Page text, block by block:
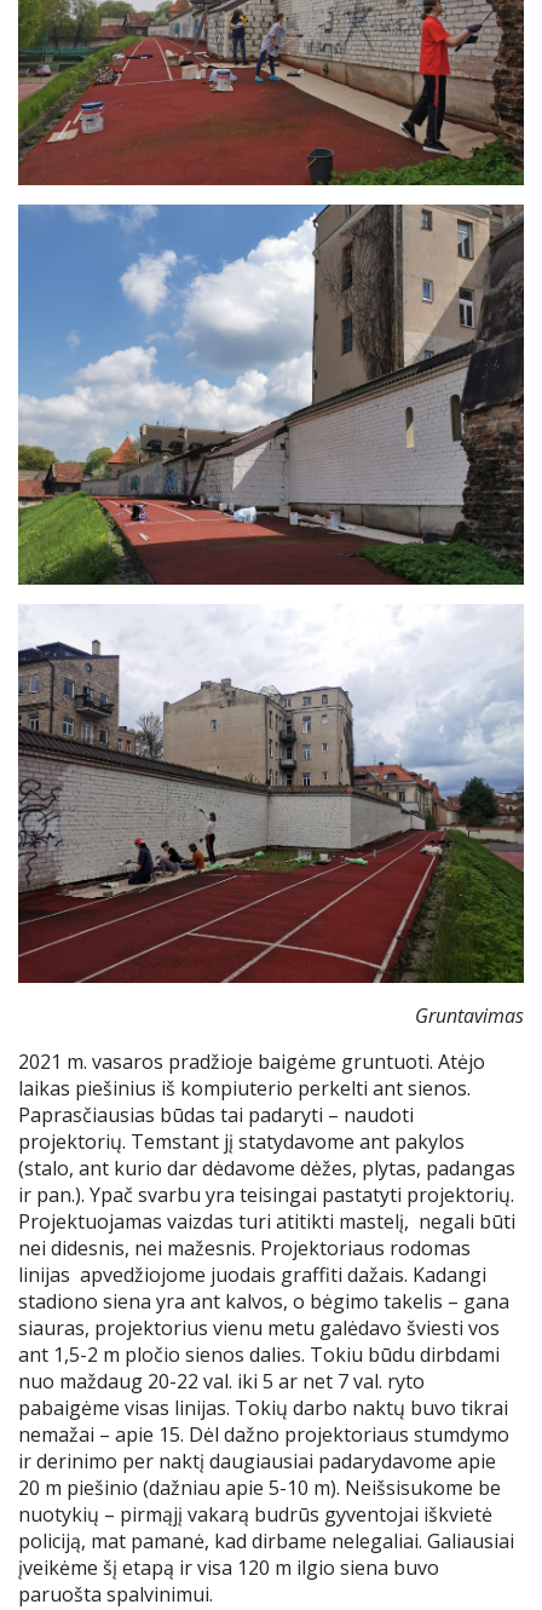
Gruntavimas
2021 m. vasaros pradžioje baigėme gruntuoti. Atėjo
laikas piešinius iš kompiuterio perkelti ant sienos.
Paprasčiausias būdas tai padaryti – naudoti
projektorių. Temstant jį statydavome ant pakylos
(stalo, ant kurio dar dėdavome dėžes, plytas, padangas
ir pan.). Ypač svarbu yra teisingai pastatyti projektorių.
Projektuojamas vaizdas turi atitikti mastelį, negali būti
nei didesnis, nei mažesnis. Projektoriaus rodomas
linijas apvedžiojome juodais graffiti dažais. Kadangi
stadiono siena yra ant kalvos, o bėgimo takelis – gana
siauras, projektorius vienu metu galėdavo šviesti vos
ant 1,5-2 m pločio sienos dalies. Tokiu būdu dirbdami
nuo maždaug 20-22 val. iki 5 ar net 7 val. ryto
pabaigėme visas linijas. Tokių darbo naktų buvo tikrai
nemažai – apie 15. Dėl dažno projektoriaus stumdymo
ir derinimo per naktį daugiausiai padarydavome apie
20 m piešinio (dažniau apie 5-10 m). Neišsisukome be
nuotykių – pirmąjį vakarą budrūs gyventojai iškvietė
policiją, mat pamanė, kad dirbame nelegaliai. Galiausiai
įveikėme šį etapą ir visa 120 m ilgio siena buvo
paruošta spalvinimui.